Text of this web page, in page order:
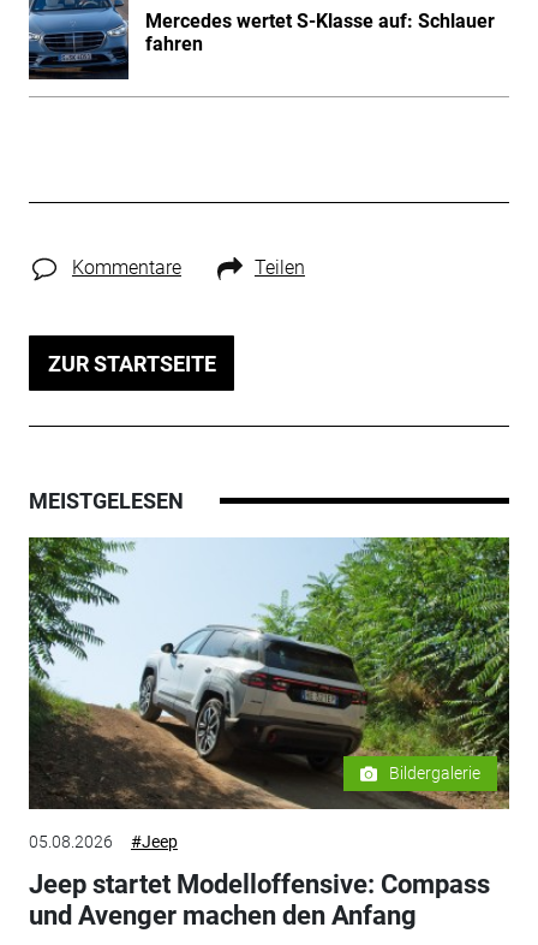
Mercedes wertet S-Klasse auf: Schlauer
fahren
Kommentare Teilen
ZUR STARTSEITE
MEISTGELESEN
Bildergalerie
05.08.2026 #Jeep
Jeep startet Modelloffensive: Compass
und Avenger machen den Anfang